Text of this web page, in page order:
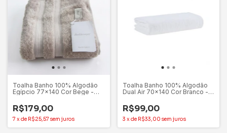
Toalha Banho 100% Algodão
Egípcio 77x140 Cor Bege -
R$179,00
7 xde R$25,57 sem juros
Toalha Banho 100% Algodão
Dual Air 70x140 Cor Branco -
R$99,00
3 xde R$33,00 sem juros